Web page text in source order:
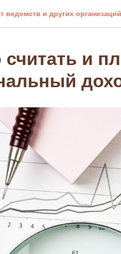
ведомств и других организаций
и